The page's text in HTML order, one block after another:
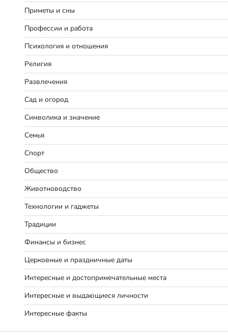
Приметы и сны
Профессии и работа
Психология и отношения
Религия
Развлечения
Сад и огород
Символика и значение
Семья
Спорт
Общество
Животноводство
Технологии и гаджеты
Традиции
Финансы и бизнес
Церковные и праздничные даты
Интересные и достопримечательные места
Интересные и выдающиеся личности
Интересные факты